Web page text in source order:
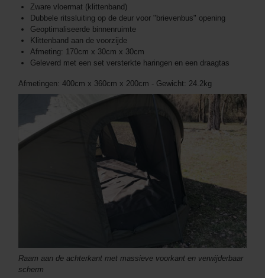
Zware vloermat (klittenband)
Dubbele ritssluiting op de deur voor "brievenbus" opening
Geoptimaliseerde binnenruimte
Klittenband aan de voorzijde
Afmeting: 170cm x 30cm x 30cm
Geleverd met een set versterkte haringen en een draagtas
Afmetingen: 400cm x 360cm x 200cm - Gewicht: 24.2kg
Raam aan de achterkant met massieve voorkant en verwijderbaar
scherm